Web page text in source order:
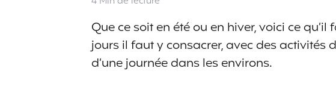
Que ce soit en été ou en hiver, voici ce
jours il faut y consacrer, avec des activités
d’une journée dans les environs.